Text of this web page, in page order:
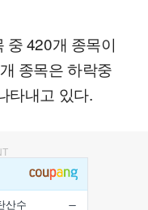
중 420개 종목이
종목은 하락중
타내고 있다.